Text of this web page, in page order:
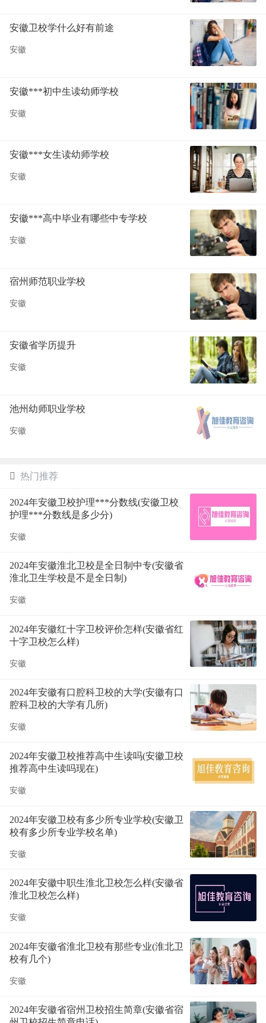
安徽卫校学什么好有前途
安徽
安徽***初中生读幼师学校
安徽
安徽***女生读幼师学校
安徽
安徽***高中毕业有哪些中专学校
安徽
宿州师范职业学校
安徽
安徽省学历提升
安徽
池州幼师职业学校
安徽
热门推荐
2024年安徽卫校护理***分数线(安徽卫校
护理***分数线是多少分)
安徽
2024年安徽淮北卫校是全日制中专(安徽省
淮北卫生学校是不是全日制)
安徽
2024年安徽红十字卫校评价怎样(安徽省红
十字卫校怎么样)
安徽
2024年安徽有口腔科卫校的大学(安徽有口
腔科卫校的大学有几所)
安徽
2024年安徽卫校推荐高中生读吗(安徽卫校
推荐高中生读吗现在)
安徽
2024年安徽卫校有多少所专业学校(安徽卫
校有多少所专业学校名单)
安徽
2024年安徽中职生淮北卫校怎么样(安徽省
淮北卫校怎么样)
安徽
2024年安徽省淮北卫校有那些专业(淮北卫
校有几个)
安徽
2024年安徽省宿州卫校招生简章(安徽省宿